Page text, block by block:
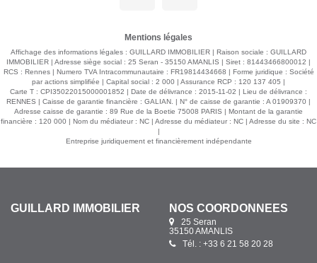
s'appuyant sur un terrain arboré de 5 000 m² et le reste en
réduits Contactez-moi ! Au 06 21 58 20 28
Mentions légales
Affichage des informations légales : GUILLARD IMMOBILIER | Raison sociale : GUILLARD
IMMOBILIER | Adresse siège social : 25 Seran - 35150 AMANLIS | Siret : 81443466800012 |
RCS : Rennes | Numero TVA Intracommunautaire : FR19814434668 | Forme juridique : Société
par actions simplifiée | Capital social : 2 000 | Assurance RCP : 120 137 405 |
Carte T : CPI35022015000001852 | Date de délivrance : 2015-11-02 | Lieu de délivrance :
RENNES | Caisse de garantie financière : GALIAN. | N° de caisse de garantie : A 01909370 |
Adresse caisse de garantie : 89 Rue de la Boetie 75008 PARIS | Montant de la garantie
financière : 120 000 | Nom du médiateur : NC | Adresse du médiateur : NC | Adresse du site : NC
|
Entreprise juridiquement et financièrement indépendante
GUILLARD IMMOBILIER NOS COORDONNÉES
25 Seran
35150 AMANLIS
Tél. : +33 6 21 58 20 28